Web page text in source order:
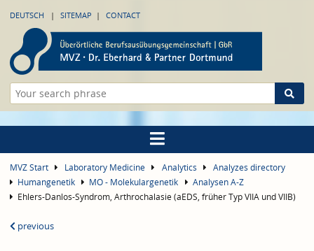
DEUTSCH SITEMAP CONTACT
MVZ Start Laboratory Medicine Analytics
Analyzes directory
Humangenetik
MO - Molekulargenetik
Analysen A-Z
Ehlers-Danlos-Syndrom, Arthrochalasie (aEDS, früher Typ VIIA und VIIB)
previous